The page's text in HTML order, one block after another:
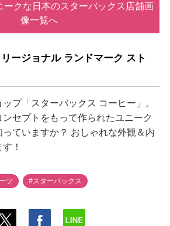
ークな日本のスターバックス店舗画
像一覧へ
リージョナル ランドマーク スト
プ「スターバックス コーヒー」。
セプトをもって作られたユニーク
ていますか？ おしゃれな外観＆内
！
ツ #スターバックス